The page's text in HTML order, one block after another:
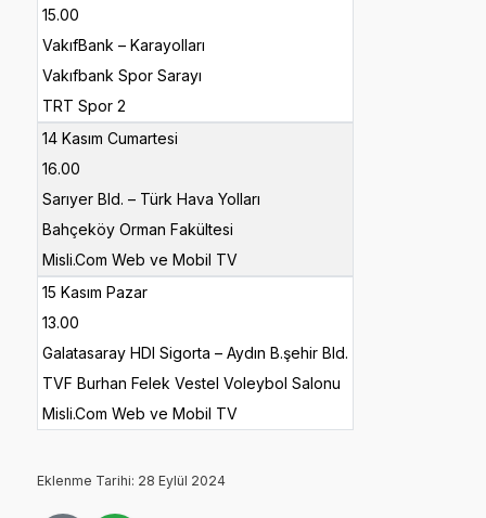
15.00
VakıfBank – Karayolları
Vakıfbank Spor Sarayı
TRT Spor 2
14 Kasım Cumartesi
16.00
Sarıyer Bld. – Türk Hava Yolları
Bahçeköy Orman Fakültesi
Misli.Com Web ve Mobil TV
15 Kasım Pazar
13.00
Galatasaray HDI Sigorta – Aydın B.şehir Bld.
TVF Burhan Felek Vestel Voleybol Salonu
Misli.Com Web ve Mobil TV
Eklenme Tarihi: 28 Eylül 2024